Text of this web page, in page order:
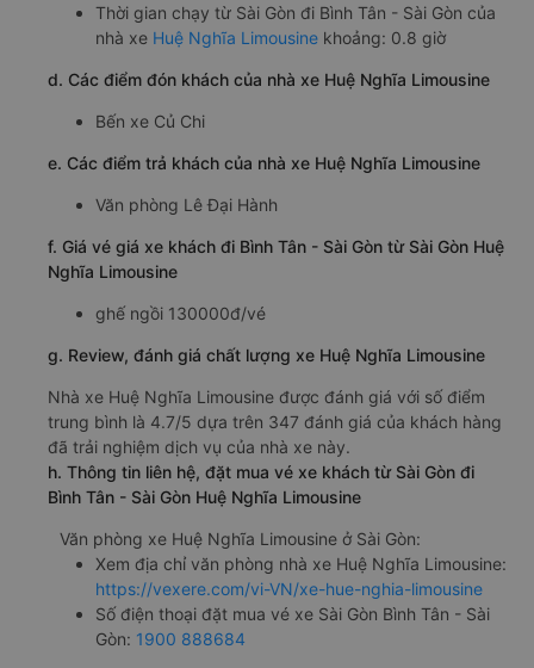
Thời gian chạy từ Sài Gòn đi Bình Tân - Sài Gòn của
nhà xe Huệ Nghĩa Limousine khoảng: 0.8 giờ
d. Các điểm đón khách của nhà xe Huệ Nghĩa Limousine
Bến xe Củ Chi
e. Các điểm trả khách của nhà xe Huệ Nghĩa Limousine
Văn phòng Lê Đại Hành
f. Giá vé giá xe khách đi Bình Tân - Sài Gòn từ Sài Gòn Huệ
Nghĩa Limousine
ghế ngồi 130000đ/vé
g. Review, đánh giá chất lượng xe Huệ Nghĩa Limousine
Nhà xe Huệ Nghĩa Limousine được đánh giá với số điểm
trung bình là 4.7/5 dựa trên 347 đánh giá của khách hàng
đã trải nghiệm dịch vụ của nhà xe này.
h. Thông tin liên hệ, đặt mua vé xe khách từ Sài Gòn đi
Bình Tân - Sài Gòn Huệ Nghĩa Limousine
Văn phòng xe Huệ Nghĩa Limousine ở Sài Gòn:
Xem địa chỉ văn phòng nhà xe Huệ Nghĩa Limousine:
https://vexere.com/vi-VN/xe-hue-nghia-limousine
Số điện thoại đặt mua vé xe Sài Gòn Bình Tân - Sài
Gòn: 1900 888684